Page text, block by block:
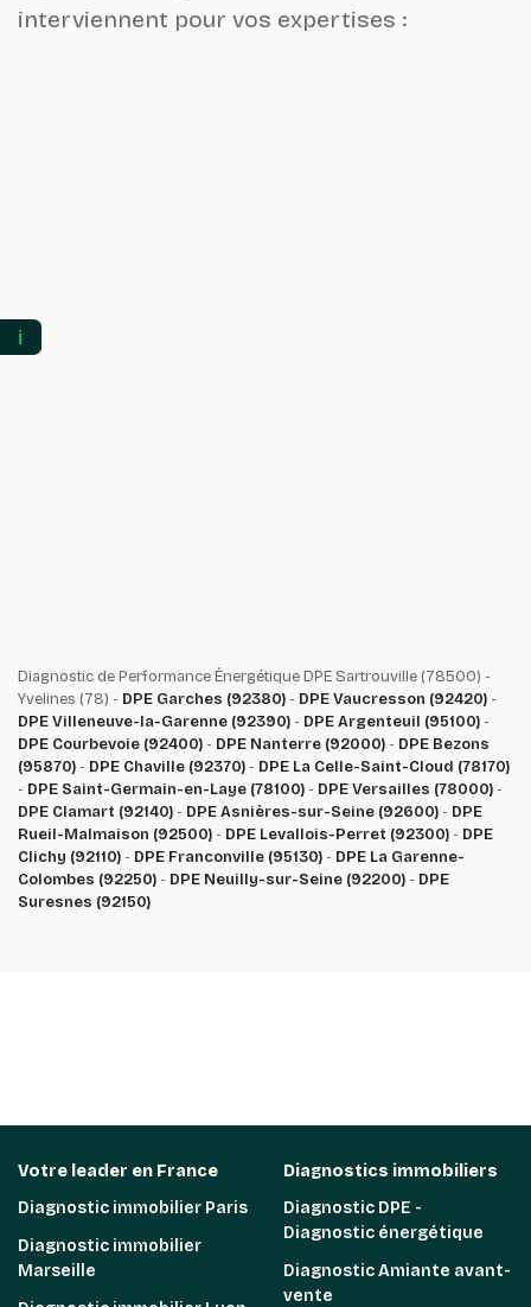
interviennent pour vos expertises :
Diagnostic de Performance Énergétique DPE Sartrouville (78500) -
Yvelines (78) - DPE Garches (92380) - DPE Vaucresson (92420) -
DPE Villeneuve-la-Garenne (92390) - DPE Argenteuil (95100) -
DPE Courbevoie (92400) - DPE Nanterre (92000) - DPE Bezons
(95870) - DPE Chaville (92370) - DPE La Celle-Saint-Cloud (78170)
- DPE Saint-Germain-en-Laye (78100) - DPE Versailles (78000) -
DPE Clamart (92140) - DPE Asnières-sur-Seine (92600) - DPE
Rueil-Malmaison (92500) - DPE Levallois-Perret (92300) - DPE
Clichy (92110) - DPE Franconville (95130) - DPE La Garenne-
Colombes (92250) - DPE Neuilly-sur-Seine (92200) - DPE
Suresnes (92150)
Votre leader en France
Diagnostic immobilier Paris
Diagnostic immobilier
Marseille
Diagnostics immobiliers
Diagnostic DPE -
Diagnostic énergétique
Diagnostic Amiante avant-
vente
ℹ️